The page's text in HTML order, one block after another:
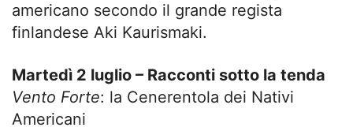
americano secondo il grande regista
finlandese Aki Kaurismaki.
Martedì 2 luglio – Racconti sotto la tenda
Vento Forte: la Cenerentola dei Nativi
Americani